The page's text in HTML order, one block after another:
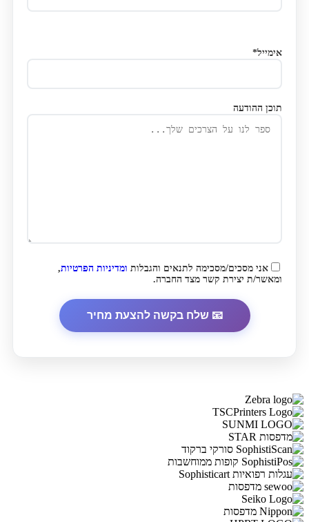
אימייל*
תוכן ההודעה
אני מסכים/מסכימה לתנאים והגבלות ומדיניות הפרטיות,
ומאשר/ת יצירת קשר מצד החברה.